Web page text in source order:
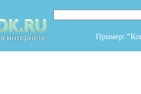
Пример: